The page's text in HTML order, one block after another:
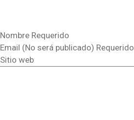
Nombre Requerido
Email (No será publicado) Requerido
Sitio web